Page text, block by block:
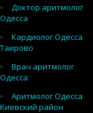
Доктор аритмолог
Одесса
Кардиолог Одесса
Таирово
Врач аритмолог
Одесса
Аритмолог Одесса
Киевский район